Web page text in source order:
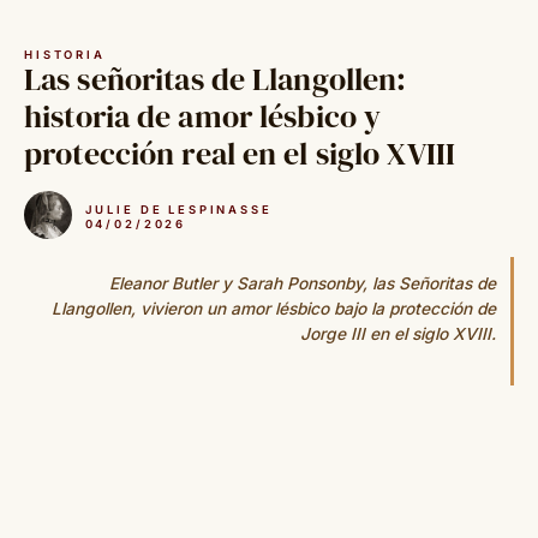
contenido
HISTORIA
Las señoritas de Llangollen:
historia de amor lésbico y
protección real en el siglo XVIII
JULIE DE LESPINASSE
04/02/2026
Eleanor Butler y Sarah Ponsonby, las Señoritas de
Llangollen, vivieron un amor lésbico bajo la protección de
Jorge III en el siglo XVIII.